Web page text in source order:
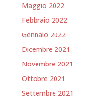
Maggio 2022
Febbraio 2022
Gennaio 2022
Dicembre 2021
Novembre 2021
Ottobre 2021
Settembre 2021